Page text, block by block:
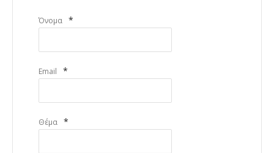
Όνομα *
Email *
Θέμα *